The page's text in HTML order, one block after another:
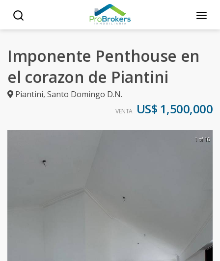
Imponente Penthouse en
el corazon de Piantini
Piantini, Santo Domingo D.N.
VENTA US$ 1,500,000
1 of 16